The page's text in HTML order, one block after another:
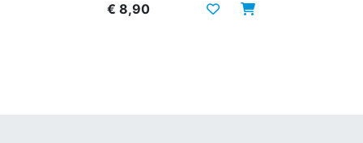
€ 8,90